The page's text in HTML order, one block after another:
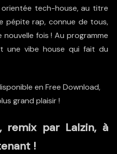
tech-house, au titre
pépite rap, connue de tous,
fois ! Au programme
une vibe house qui fait du
en Free Download,
grand plaisir !
remix par Lalzin, à
!